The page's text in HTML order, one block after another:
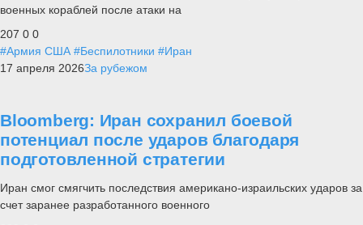
военных кораблей после атаки на
207 0 0
#Армия США #Беспилотники #Иран
17 апреля 2026За рубежом
Bloomberg: Иран сохранил боевой
потенциал после ударов благодаря
подготовленной стратегии
Иран смог смягчить последствия американо-израильских ударов за
счет заранее разработанного военного